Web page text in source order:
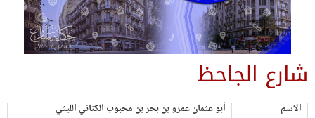
شارع الجاحظ
الاسم
أبو عثمان عمرو بن بحر بن محبوب الكناني الليثي